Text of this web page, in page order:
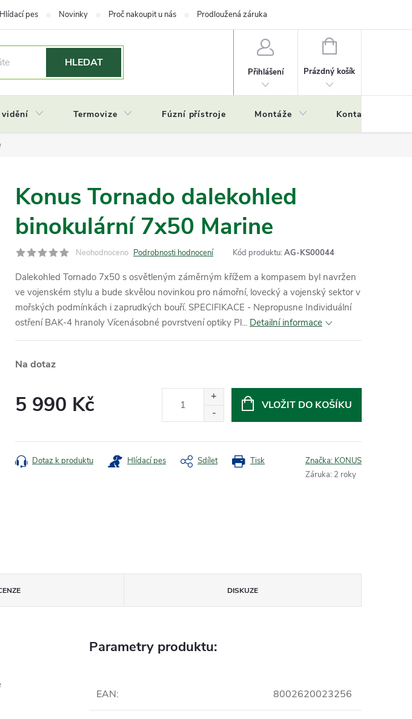
Hlídací pes Novinky Proč nakoupit u nás Prodloužená záruka
HLEDAT
Přihlášení
NÁKUPNÍ
Prázdný košík
Termovize Fúzní přístroje Montáže Kontakty
Konus Tornado dalekohled
binokulární 7x50 Marine
Neohodnoceno Podrobnosti hodnocení Kód produktu: AG-KS00044
Dalekohled Tornado 7x50 s osvětleným záměrným křížem a kompasem byl navržen
ve vojenském stylu a bude skvělou novinkou pro námořní, lovecký a vojenský sektor v
mořských podmínkách i zaprudkých bouří. SPECIFIKACE - Nepropusne Individuální
ostření BAK-4 hranoly Vícenásobné povrstvení optiky Pl... Detailní informace
Na dotaz
5 990 Kč VLOŽIT DO KOŠÍKU
Tisk
Dotaz k produktu Hlídací pes Sdílet Značka: KONUS
Záruka: 2 roky
DISKUZE
Parametry produktu:
EAN: 8002620023256